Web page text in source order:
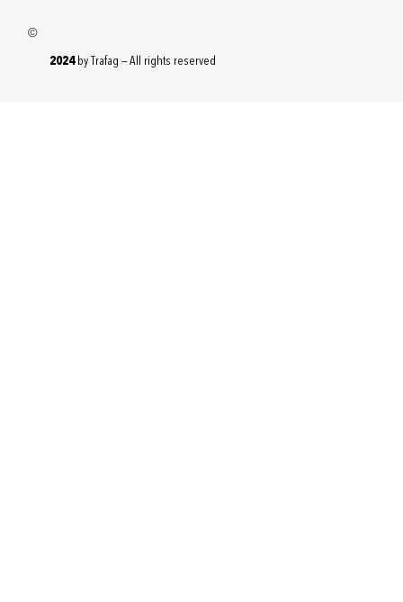
2024by Trafag — All rights reserved